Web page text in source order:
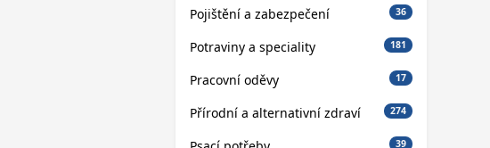
Pojištění a zabezpečení 36
Potraviny a speciality 181
Pracovní oděvy 17
Přírodní a alternativní zdraví 274
39